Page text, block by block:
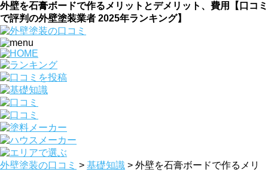
外壁を石膏ボードで作るメリットとデメリット、費用【口コミ
で評判の外壁塗装業者 2025年ランキング】
外壁塗装の口コミ > 基礎知識 > 外壁を石膏ボードで作るメリ